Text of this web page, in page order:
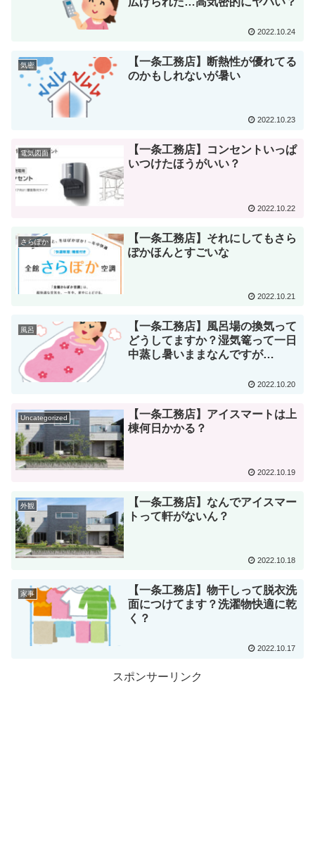
2022.10.24
気密
【一条工務店】断熱性が優れてる
のかもしれないが暑い
2022.10.23
電気図面
【一条工務店】コンセントいっぱ
いつけたほうがいい？
2022.10.22
さらぽか
【一条工務店】それにしてもさら
ぽかほんとすごいな
2022.10.21
風呂
【一条工務店】風呂場の換気って
どうしてますか？湿気篭って一日
中蒸し暑いままなんですが…
2022.10.20
Uncategorized
【一条工務店】アイスマートは上
棟何日かかる？
2022.10.19
外観
【一条工務店】なんでアイスマー
トって軒がないん？
2022.10.18
家事
【一条工務店】物干しって脱衣洗
面につけてます？洗濯物快適に乾
く？
2022.10.17
スポンサーリンク